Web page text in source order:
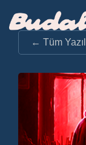
← Tüm